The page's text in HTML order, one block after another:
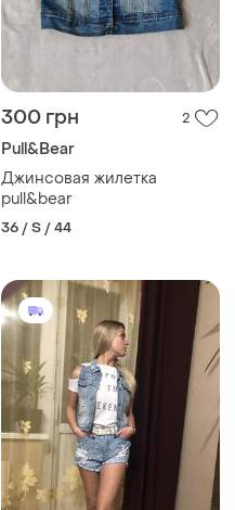
300 грн 2
Pull&Bear
Джинсовая жилетка
pull&bear
36 / S / 44